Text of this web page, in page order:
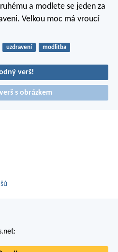
a modlete se jeden za
Velkou moc má vroucí
uzdravení modlitba
verš!
s obrázkem